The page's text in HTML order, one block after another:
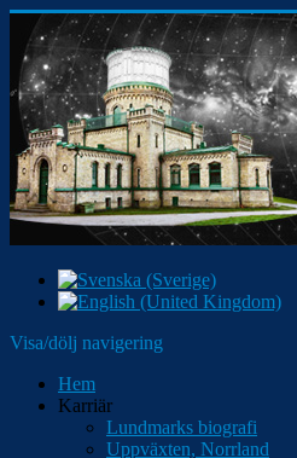
Visa/dölj navigering
Hem
Karriär
Lundmarks biografi
Uppväxten, Norrland